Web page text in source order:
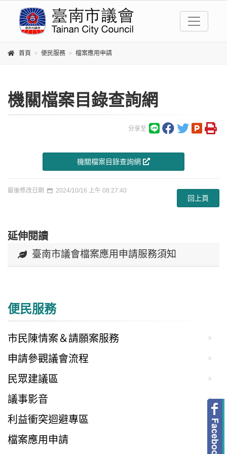
首頁 便民服務 檔案應用申請
機關檔案目錄查詢網
分享至
機關檔案目錄查詢網
最後修改日期 2024/10/16 上午 08:27:40
回上頁
延伸閱讀
臺南市議會檔案應用申請服務須知
便民服務
市民陳情案＆請願案服務
申請參觀議會流程
民眾建議區
議事影音
利益衝突迴避專區
檔案應用申請